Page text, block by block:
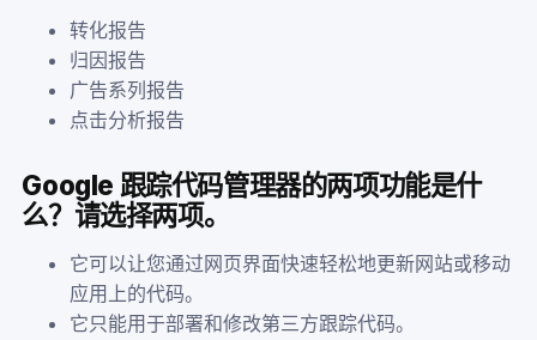
转化报告
归因报告
广告系列报告
点击分析报告
Google 跟踪代码管理器的两项功能是什
么？请选择两项。
它可以让您通过网页界面快速轻松地更新网站或移动
应用上的代码。
它只能用于部署和修改第三方跟踪代码。